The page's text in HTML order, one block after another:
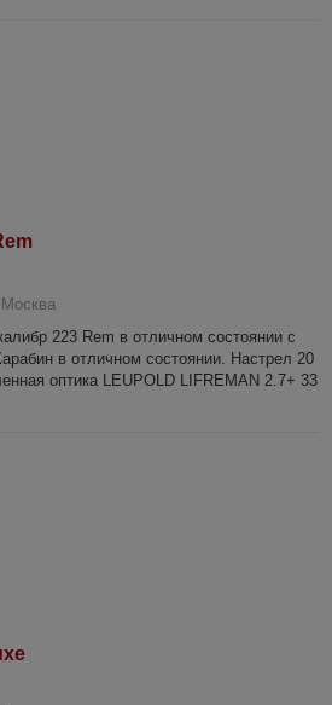
Москва
223 Rem в отличном состоянии с
в отличном состоянии. Настрел 20
оптика LEUPOLD LIFREMAN 2.7+ 33